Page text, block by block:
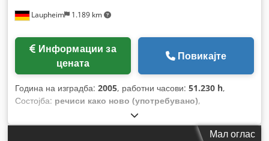
Laupheim 1.189 km
цената
Повикајте
Година на изградба: 2005, работни часови: 51.230 h,
Состојба: речиси како ново (употребувано),
целосно функционален
машина/возило:C130 86/357,
Мал оглас